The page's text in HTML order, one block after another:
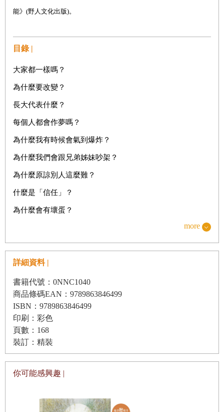
能》 (野人文化出版)。
目錄 |
大家都一樣嗎？
為什麼要改變？
長大代表什麼？
每個人都會作夢嗎？
為什麼我有時候會氣到爆炸？
為什麼我們會跟兄弟姊妹吵架？
為什麼原諒別人這麼難？
什麼是「信任」？
為什麼會有壞蛋？
我什麼時候才算長大？
我會一直都幸福快樂嗎？
more
詳細資料 |
書籍代號：0NNC1040
商品條碼EAN：9789863846499
ISBN：9789863846499
印刷：彩色
頁數：168
裝訂：精裝
你可能感興趣 |